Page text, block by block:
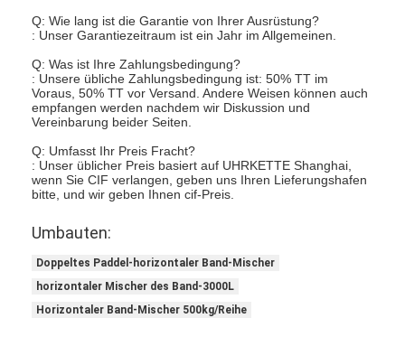
Q: Wie lang ist die Garantie von Ihrer Ausrüstung?
: Unser Garantiezeitraum ist ein Jahr im Allgemeinen.
Q: Was ist Ihre Zahlungsbedingung?
: Unsere übliche Zahlungsbedingung ist: 50% TT im
Voraus, 50% TT vor Versand. Andere Weisen können auch
empfangen werden nachdem wir Diskussion und
Vereinbarung beider Seiten.
Q: Umfasst Ihr Preis Fracht?
: Unser üblicher Preis basiert auf UHRKETTE Shanghai,
wenn Sie CIF verlangen, geben uns Ihren Lieferungshafen
bitte, und wir geben Ihnen cif-Preis.
Umbauten:
Doppeltes Paddel-horizontaler Band-Mischer
horizontaler Mischer des Band-3000L
Horizontaler Band-Mischer 500kg/Reihe